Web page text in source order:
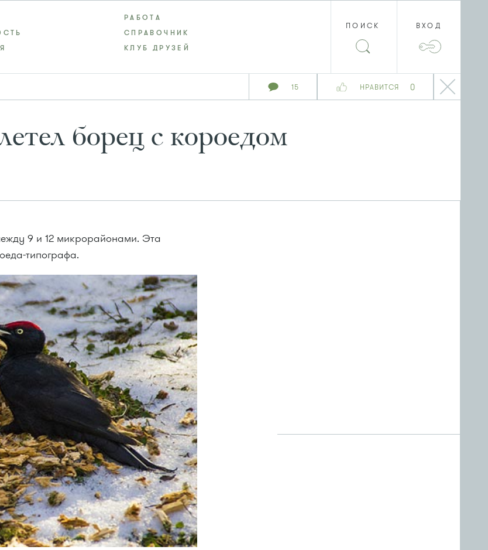
15 НРАВИТСЯ 0
РАБОТА
СПРАВОЧНИК
КЛУБ ДРУЗЕЙ
ПОИСК ВХОД
борец с короедом
9 и 12 микрорайонами. Эта
типографа.